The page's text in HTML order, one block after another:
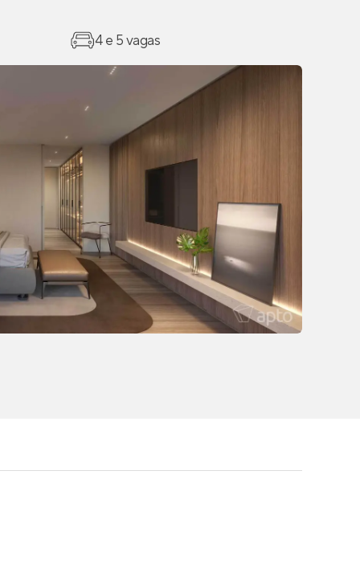
4 e 5 vagas